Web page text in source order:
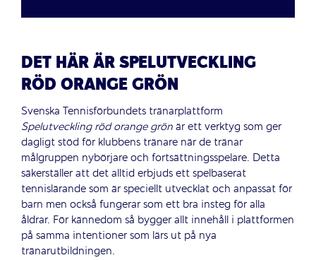
DET HÄR ÄR SPELUTVECKLING
RÖD ORANGE GRÖN
Svenska Tennisförbundets tränarplattform
Spelutvecklingrödorangegrönär ett verktyg som ger
dagligt stöd för klubbens tränare när de tränar
målgruppen nybörjare och fortsättningsspelare. Detta
säkerställer att det alltid erbjuds ett spelbaserat
tennislärande som är speciellt utvecklat och anpassat för
barn men också fungerar som ett bra insteg för alla
åldrar. För kännedom så bygger allt innehåll i plattformen
på samma intentioner som lärs ut på nya
tränarutbildningen.